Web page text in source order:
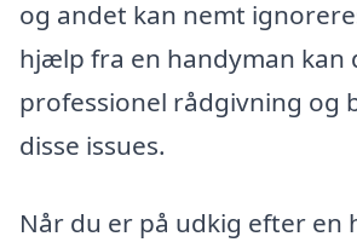
og andet kan nemt
hjælp fra en handyman kan
professionel rådgivning og
disse issues.
Når du er på udkig efter en